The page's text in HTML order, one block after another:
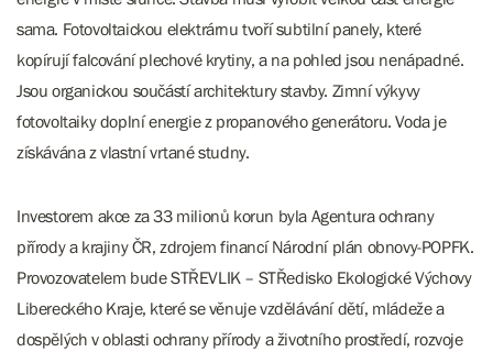
sama. Fotovoltaickou elektrárnu tvoří subtilní panely, které
kopírují falcování plechové krytiny, a na pohled jsou nenápadné.
Jsou organickou součástí architektury stavby. Zimní výkyvy
fotovoltaiky doplní energie z propanového generátoru. Voda je
získávána z vlastní vrtané studny.
Investorem akce za 33 milionů korun byla Agentura ochrany
přírody a krajiny ČR, zdrojem financí Národní plán obnovy-POPFK.
Provozovatelem bude STŘEVLIK – STŘedisko Ekologické Výchovy
Libereckého Kraje, které se věnuje vzdělávání dětí, mládeže a
dospělých v oblasti ochrany přírody a životního prostředí, rozvoje